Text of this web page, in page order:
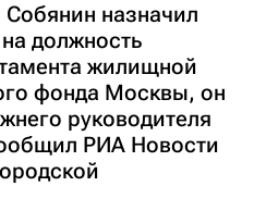
назначил
должность
жилищной
фонда Москвы, он
руководителя
РИА Новости